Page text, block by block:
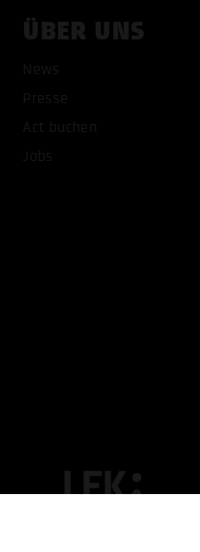
ÜBER UNS
News
Presse
Act buchen
Jobs